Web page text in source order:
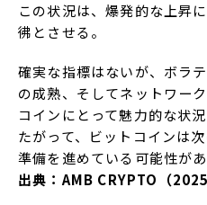
この状況は、爆発的な上昇
彿とさせる。
確実な指標はないが、ボラ
の成熟、そしてネットワー
コインにとって魅力的な状
たがって、ビットコインは
準備を進めている可能性があ
出典：AMB CRYPTO（